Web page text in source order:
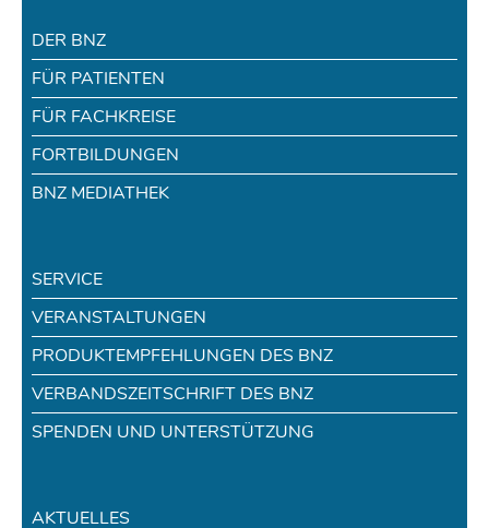
DER BNZ
FÜR PATIENTEN
FÜR FACHKREISE
FORTBILDUNGEN
BNZ MEDIATHEK
SERVICE
VERANSTALTUNGEN
PRODUKTEMPFEHLUNGEN DES BNZ
VERBANDSZEITSCHRIFT DES BNZ
SPENDEN UND UNTERSTÜTZUNG
AKTUELLES